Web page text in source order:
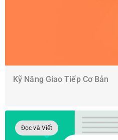
Kỹ Năng Giao Tiếp Cơ Bản
Đọc và Viết